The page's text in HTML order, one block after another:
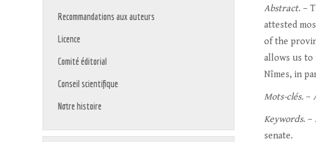
Abstract. –
attested
of the
allows us to
Nîmes, in
Mots-clés. –
Keywords. –
senate.
Recommandations aux auteurs
Licence
Comité éditorial
Conseil scientifique
Notre histoire